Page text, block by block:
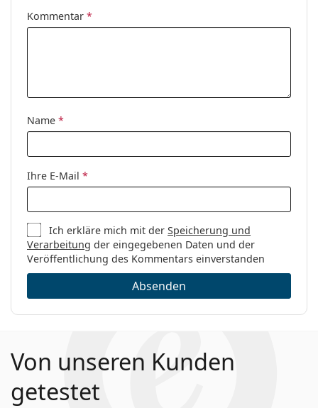
Kommentar *
Name *
Ihre E-Mail *
Ich erkläre mich mit derSpeicherung und
Verarbeitung der eingegebenen Daten und der
Veröffentlichung des Kommentars einverstanden
Absenden
Von unseren Kunden
getestet